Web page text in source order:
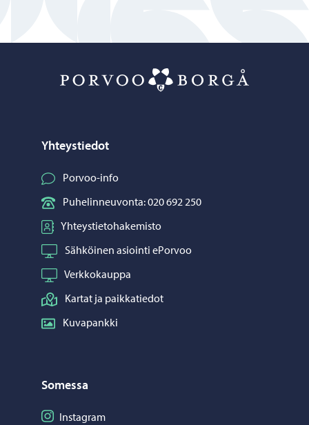
Yhteystiedot
Porvoo-info
Puhelinneuvonta: 020 692 250
Yhteystietohakemisto
Sähköinen asiointi ePorvoo
Verkkokauppa
Kartat ja paikkatiedot
Kuvapankki
Somessa
Seuraa Instagram
Instagram